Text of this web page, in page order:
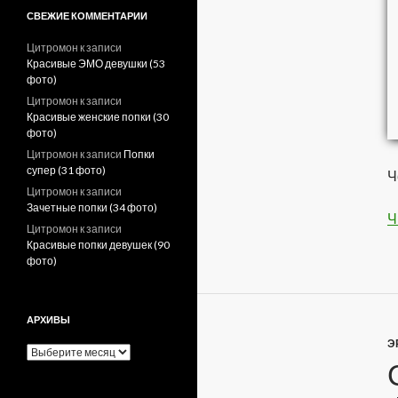
СВЕЖИЕ КОММЕНТАРИИ
Цитромон к записи
Красивые ЭМО девушки (53
фото)
Цитромон к записи
Красивые женские попки (30
фото)
Цитромон к записи Попки
супер (31 фото)
Цитромон к записи
Зачетные попки (34 фото)
Цитромон к записи
Красивые попки девушек (90
фото)
АРХИВЫ
А